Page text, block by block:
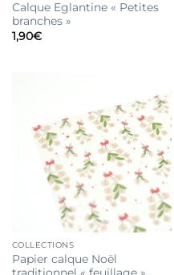
Calque Eglantine « Petites
branches »
1,90€
COLLECTIONS
Papier calque Noël